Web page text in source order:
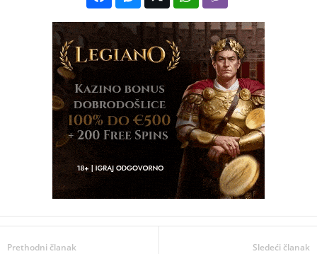
Prethodni članak Sledeći članak